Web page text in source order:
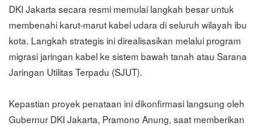
DKI Jakarta secara resmi memulai langkah besar untuk
membenahi karut-marut kabel udara di seluruh wilayah ibu
kota. Langkah strategis ini direalisasikan melalui program
migrasi jaringan kabel ke sistem bawah tanah atau Sarana
Jaringan Utilitas Terpadu (SJUT).
Kepastian proyek penataan ini dikonfirmasi langsung oleh
Gubernur DKI Jakarta, Pramono Anung, saat memberikan